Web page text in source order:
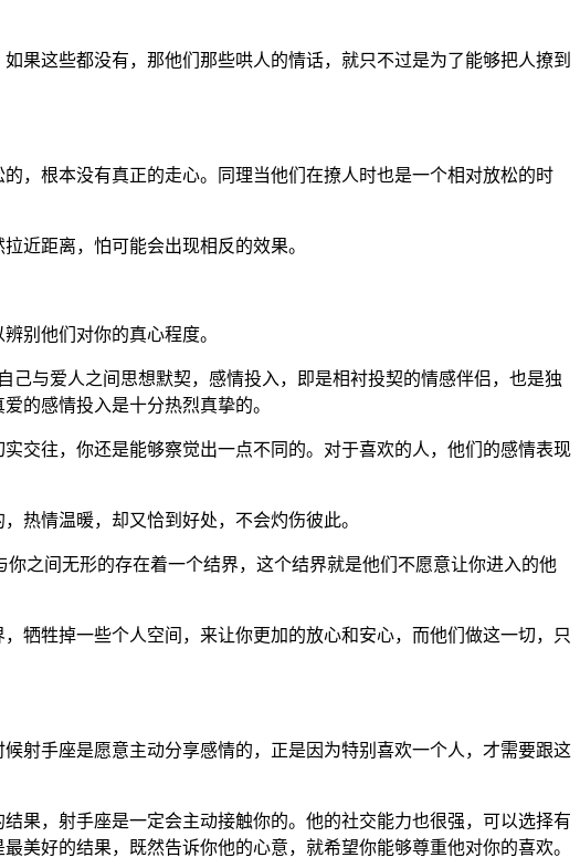
果这些都没有，那他们那些哄人的情话，就只不过是为了能够把人撩到
，根本没有真正的走心。同理当他们在撩人时也是一个相对放松的时
近距离，怕可能会出现相反的效果。
别他们对你的真心程度。
与爱人之间思想默契，感情投入，即是相衬投契的情感伴侣，也是独
的感情投入是十分热烈真挚的。
交往，你还是能够察觉出一点不同的。对于喜欢的人，他们的感情表现
热情温暖，却又恰到好处，不会灼伤彼此。
之间无形的存在着一个结界，这个结界就是他们不愿意让你进入的他
牺牲掉一些个人空间，来让你更加的放心和安心，而他们做这一切，只
射手座是愿意主动分享感情的，正是因为特别喜欢一个人，才需要跟这
果，射手座是一定会主动接触你的。他的社交能力也很强，可以选择有
美好的结果，既然告诉你他的心意，就希望你能够尊重他对你的喜欢。